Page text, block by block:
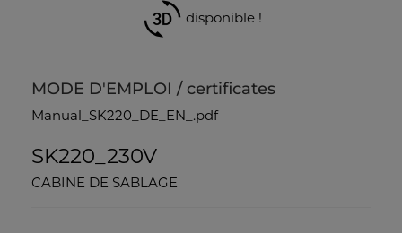
disponible !
MODE D'EMPLOI / certificates
Manual_SK220_DE_EN_.pdf
SK220_230V
CABINE DE SABLAGE